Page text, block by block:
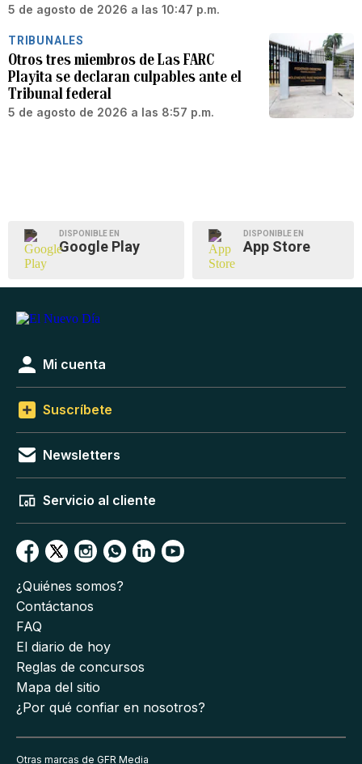
5 de agosto de 2026 a las 10:47 p.m.
TRIBUNALES
Otros tres miembros de Las FARC
Playita se declaran culpables ante el
Tribunal federal
5 de agosto de 2026 a las 8:57 p.m.
DISPONIBLE EN
Google Play
DISPONIBLE EN
App Store
Mi cuenta
Suscríbete
Newsletters
Servicio al cliente
¿Quiénes somos?
Contáctanos
FAQ
El diario de hoy
Reglas de concursos
Mapa del sitio
¿Por qué confiar en nosotros?
Otras marcas de GFR Media